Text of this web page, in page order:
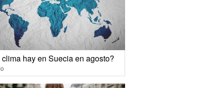
clima hay en Suecia en agosto?